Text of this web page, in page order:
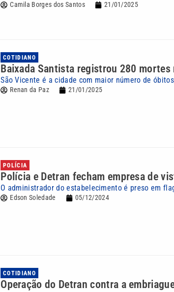
Camila Borges dos Santos 21/01/2025
COTIDIANO
Baixada Santista registrou 280
São Vicente é a cidade com maior número de
Renan da Paz 21/01/2025
POLÍCIA
Polícia e Detran fecham empresa de
O administrador do estabelecimento é preso em
Edson Soledade 05/12/2024
COTIDIANO
Operação do Detran contra a